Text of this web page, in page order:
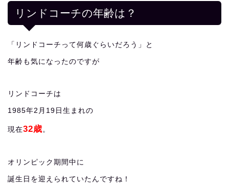
リンドコーチの年齢は？
「リンドコーチって何歳ぐらいだろう」と
年齢も気になったのですが
リンドコーチは
1985年2月19日生まれの
現在32歳 。
オリンピック期間中に
誕生日を迎えられていたんですね！